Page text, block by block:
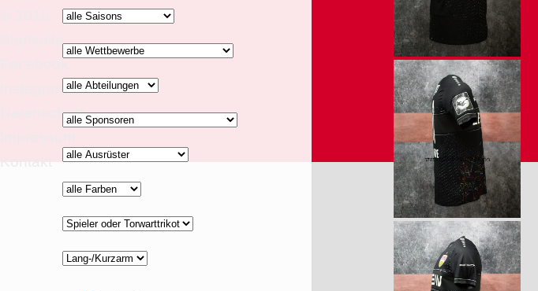
alle
Benjamin Boakye
2024/25 –
Amateure –
schwarz –
kurzarm –
Benjamin Boakye
2024/25 –
Amateure –
schwarz –
© 2015 - 2026
Startseite
Instagram
Datenschutz